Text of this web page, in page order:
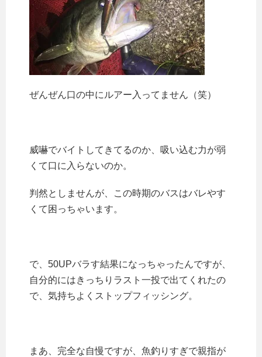
ぜんぜん口の中にルアー入ってません（笑）
威嚇でバイトしてきてるのか、吸い込む力が弱
くて口に入らないのか。
判然としませんが、この時期のバスはバレやす
くて困っちゃいます。
で、50UPバラす結果になっちゃったんですが、
自分的にはきっちりラスト一投で出てくれたの
で、 気持ちよくストップフィッシング。
まあ、完全な自慢ですが、魚釣りすぎで親指が